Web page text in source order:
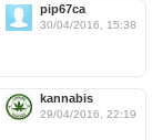
pip67ca
30/04/2016, 15:38
kannabis
29/04/2016, 22:19